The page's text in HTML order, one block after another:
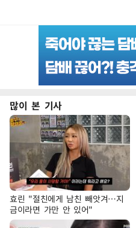
많이 본 기사
효린 "절친에게 남친 빼앗겨…지
금이라면 가만 안 있어"